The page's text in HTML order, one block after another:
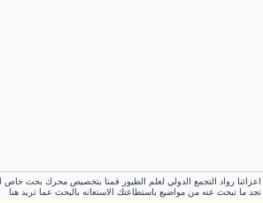
اعزائنا رواد التجمع الدولي لعلم الطيور قمنا بتخصيص محرك بحث
تجد ما تبحث عنه من مواضيع باستطاعتك الاستعانه بالبحث عما تريد هنا